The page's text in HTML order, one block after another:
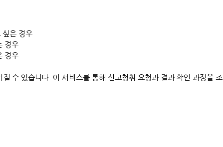
싶은 경우
경우
경우
수 있습니다. 이 서비스를 통해 선고청취 요청과 결과 확인 과정을 조